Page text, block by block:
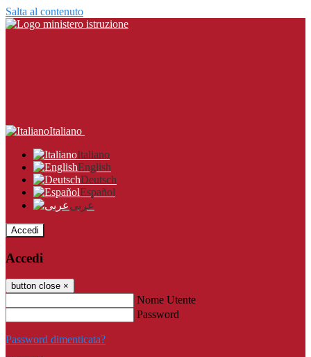
Salta al contenuto
Italiano
Italiano
English
Deutsch
Español
عربى
Accedi
Accedi
button close ×
Nome Utente
Password
Password dimenticata?